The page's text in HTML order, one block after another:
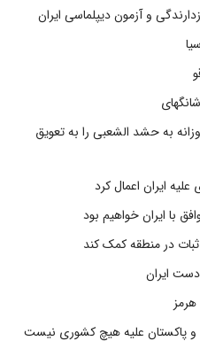
و آزمون دیپلماسی ایران
به حشد الشعبی را به تعویق
ایران اعمال کرد
با ایران خواهیم بود
ثبات در منطقه کمک کند
و پاکستان علیه هیچ کشوری نیست